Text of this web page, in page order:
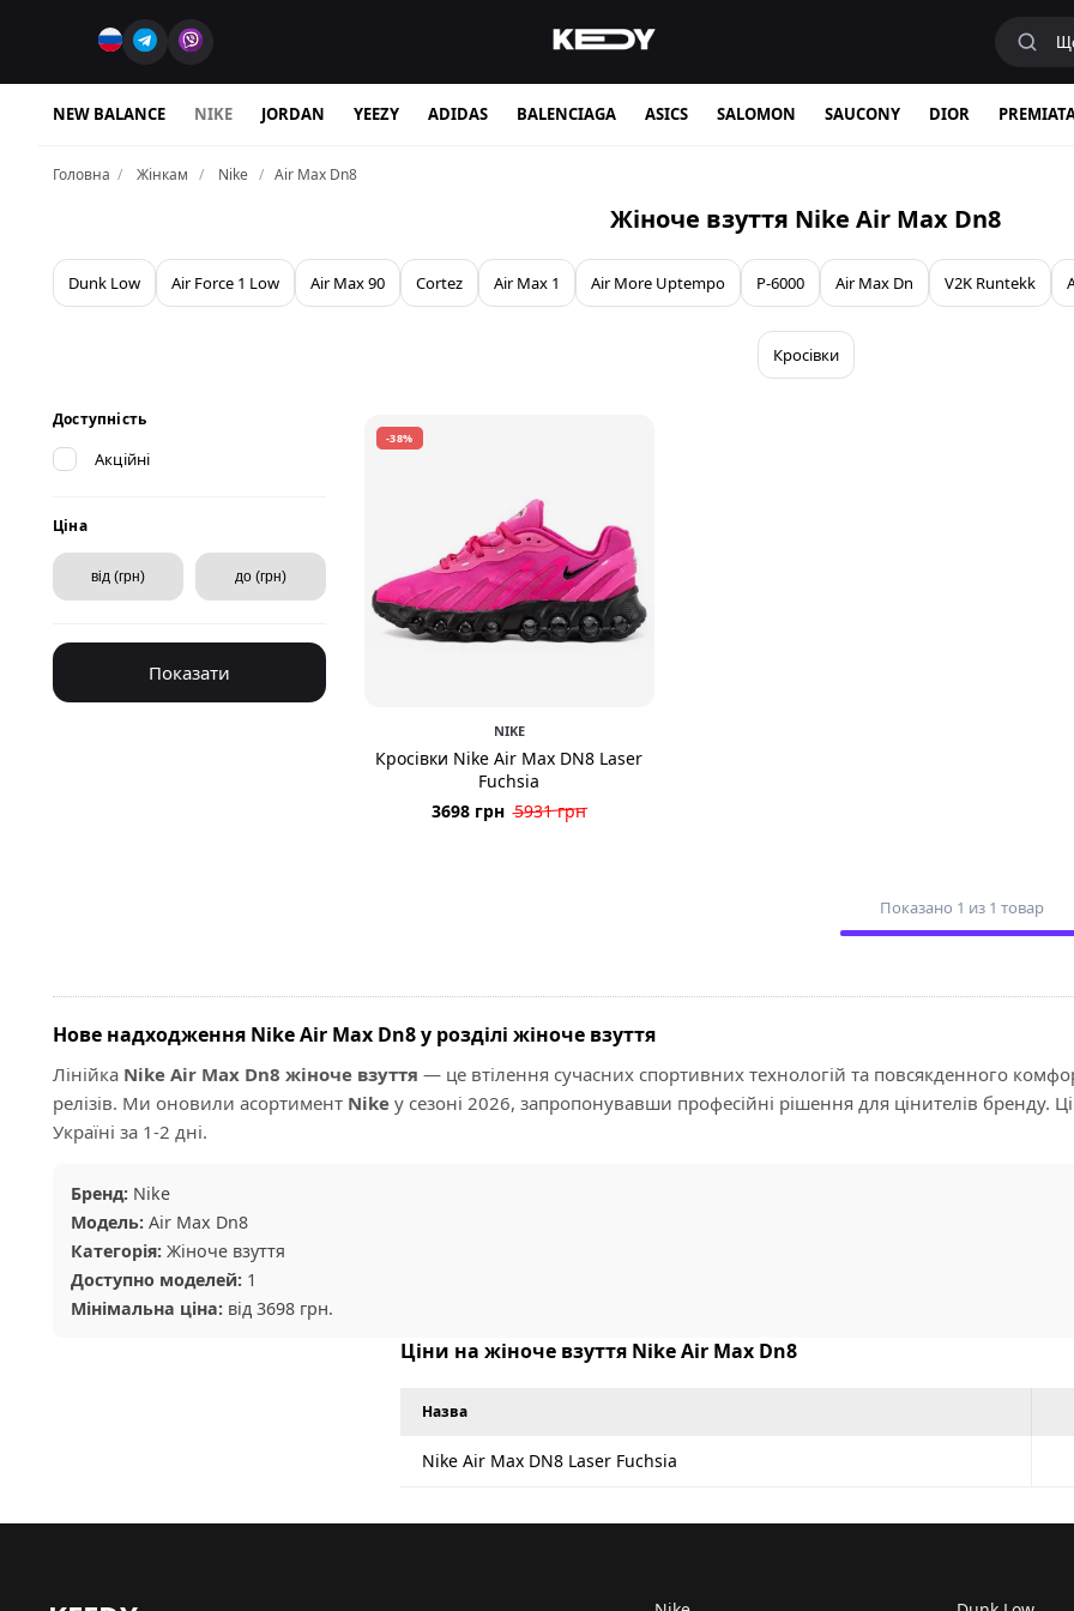
NEW BALANCE NIKE JORDAN YEEZY ADIDAS BALENCIAGA ASICS SALOMON SAUCONY DIOR
Головна Жінкам Nike Air Max Dn8
Жіноче взуття Nike Air Max Dn8
Dunk Low Air Force 1 Low Air Max 90 Cortez Air Max 1 Air More Uptempo P-6000 Air Max Dn V2K Runtekk
Кросівки
Доступність
Акційні
Ціна
Показати
-38%
NIKE
Кросівки Nike Air Max DN8 Laser
Fuchsia
3698 грн 5931 грн
Показано 1 из 1 товар
Нове надходження Nike Air Max Dn8 у розділі жіноче взуття
Лінійка Nike Air Max Dn8 жіноче взуття — це втілення сучасних спортивних технологій та повсякденного
релізів. Ми оновили асортимент Nike у сезоні 2026, запропонувавши професійні рішення для цінителів бренду.
Україні за 1-2 дні.
Бренд: Nike
Модель: Air Max Dn8
Категорія: Жіноче взуття
Доступно моделей: 1
Мінімальна ціна: від 3698 грн.
Ціни на жіноче взуття Nike Air Max Dn8
Назва
Nike Air Max DN8 Laser Fuchsia